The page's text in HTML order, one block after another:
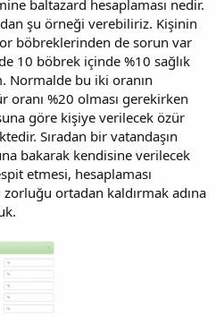
baltazard hesaplaması nedir.
şu örneği verebiliriz. Kişinin
böbreklerinden de sorun var
10 böbrek içinde %10 sağlık
Normalde bu iki oranın
oranı %20 olması gerekirken
göre kişiye verilecek özür
Sıradan bir vatandaşın
bakarak kendisine verilecek
etmesi, hesaplaması
ortadan kaldırmak adına